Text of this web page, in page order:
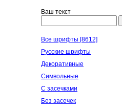
Ваш текст
Все шрифты [8612]
Русские шрифты
Декоративные
Символьные
С засечками
Без засечек